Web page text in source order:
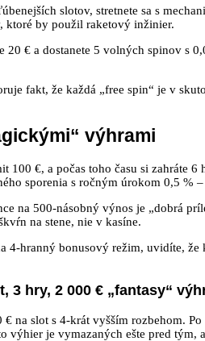
slotov, stretnete sa s
ktoré by použil raketový inžinier.
20 € a dostanete 5 volných spinov s
fakt, že každá „free spin“ je v
výhrami
100 €, a počas toho času si zahráte
sporenia s ročným úrokom 0,5 %
na 500‑násobný výnos je „dobrá
na stene, nie v kasíne.
4‑hranný bonusový režim,
3 hry, 2 000 € „fantasy“
€ na slot s 4‑krát vyšším rozbehom.
výhier je vymazaných ešte pred